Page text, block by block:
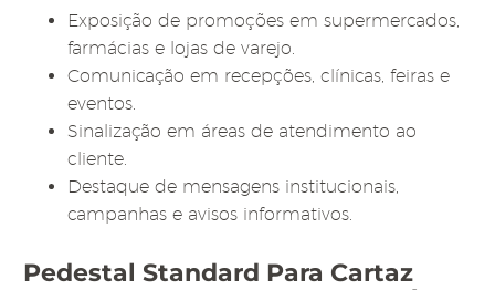
Exposição de promoções em supermercados,
farmácias e lojas de varejo.
Comunicação em recepções, clínicas, feiras e
eventos.
Sinalização em áreas de atendimento ao
cliente.
Destaque de mensagens institucionais,
campanhas e avisos informativos.
Pedestal Standard Para Cartaz